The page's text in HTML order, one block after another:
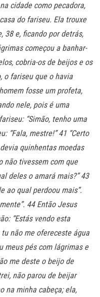
cidade como pecadora,
do fariseu. Ela trouxe
38 e, ficando por detrás,
começou a banhar-
cobria-os de beijos e os
o fariseu que o havia
fosse um profeta,
nele, pois é uma
“Simão, tenho uma
“Fala, mestre!” 41 “Certo
quinhentas moedas
não tivessem com que
deles o amará mais?” 43
ao qual perdoou mais”.
44 Então Jesus
“Estás vendo esta
não me ofereceste água
meus pés com lágrimas e
me deste o beijo de
não parou de beijar
na minha cabeça; ela,